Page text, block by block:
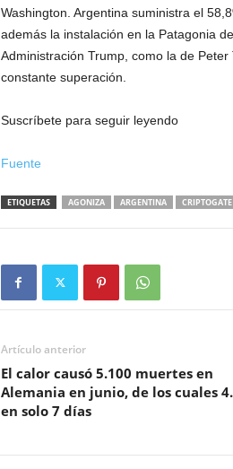
Washington. Argentina suministra el
además la instalación en la Patagonia
Administración Trump, como la de
constante superación.
Suscríbete para seguir leyendo
Fuente
ETIQUETAS AGONIZA ARGENTINA CRIPTOGATE
Artículo anterior
El calor causó 5.100 muertes en
Alemania en junio, de los cuales
en solo 7 días